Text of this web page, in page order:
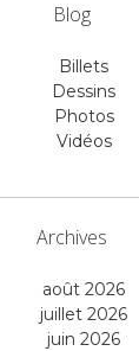
Blog
Billets
Dessins
Photos
Vidéos
Archives
août 2026
juillet 2026
juin 2026